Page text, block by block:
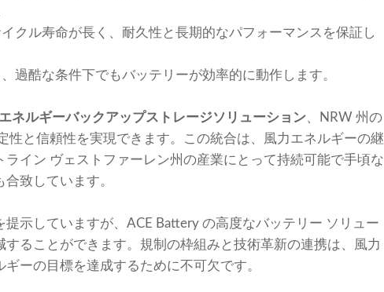
クル寿命が長く、耐久性と長期的なパフォーマンスを保証し
過酷な条件下でもバッテリーが効率的に動作します。
エネルギーバックアップストレージソリューション 、NRW 州の
性と信頼性を実現できます。この統合は、風力エネルギーの継
イン ヴェストファーレン州の産業にとって持続可能で手頃な
致しています。
示していますが、ACE Battery の高度なバッテリー ソリュー
ることができます。規制の枠組みと技術革新の連携は、風力
ーの目標を達成するために不可欠です。